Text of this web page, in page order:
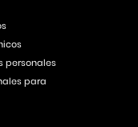
personales
para